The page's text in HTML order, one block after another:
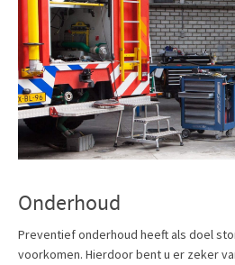
Onderhoud
Preventief onderhoud heeft als doel
voorkomen. Hierdoor bent u er zeker